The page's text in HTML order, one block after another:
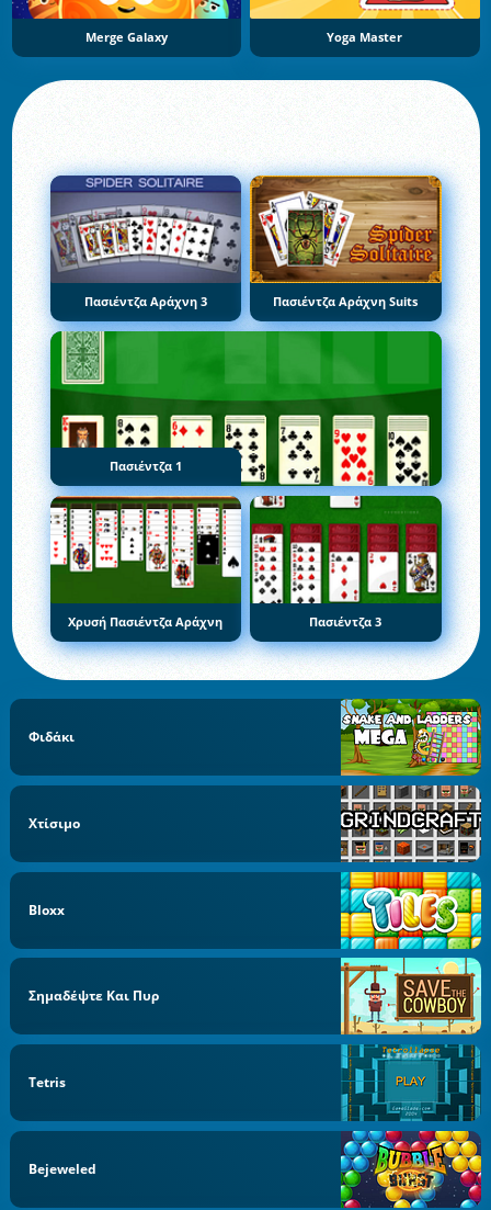
Merge Galaxy Yoga Master
Πασιέντζα Αράχνη 3 Πασιέντζα Αράχνη Suits
Πασιέντζα 1
Χρυσή Πασιέντζα Αράχνη Πασιέντζα 3
Φιδάκι
Χτίσιμο
Bloxx
Σημαδέψτε Και Πυρ
Tetris
Bejeweled